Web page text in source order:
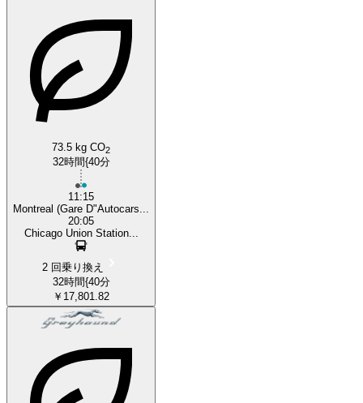
Chicago, IL
73.5 kg CO2
32時間{40分
11:15
Montreal (Gare D"Autocars...
20:05
Chicago Union Station...
2 回乗り換え
32時間{40分
￥17,801.82